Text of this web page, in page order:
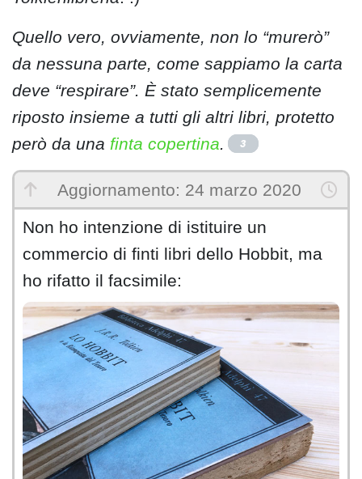
Quello vero, ovviamente, non lo “murerò”
da nessuna parte, come sappiamo la carta
deve “respirare”. È stato semplicemente
riposto insieme a tutti gli altri libri, protetto
però da una finta copertina 3
Aggiornamento: 24 marzo 2020
Non ho intenzione di istituire un
commercio di finti libri dello Hobbit, ma
ho rifatto il facsimile: